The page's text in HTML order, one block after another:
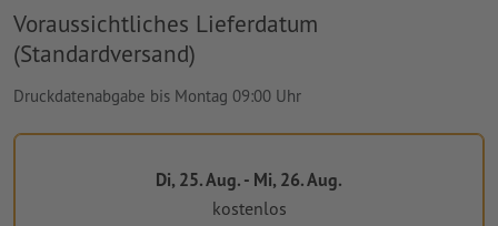
Voraussichtliches Lieferdatum
(Standardversand)
Druckdatenabgabe bis Montag 09:00 Uhr
Di, 25. Aug. - Mi, 26. Aug.
kostenlos